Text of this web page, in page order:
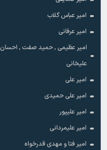
امیر عباس گلاب
امیر عرفانی
امیر عظیمی , حمید صفت , احسان
علیخانی
امیر علی
امیر علی حمیدی
امیر علیپور
امیر علیمردانی
امیر فتا و مهدی قدرخواه